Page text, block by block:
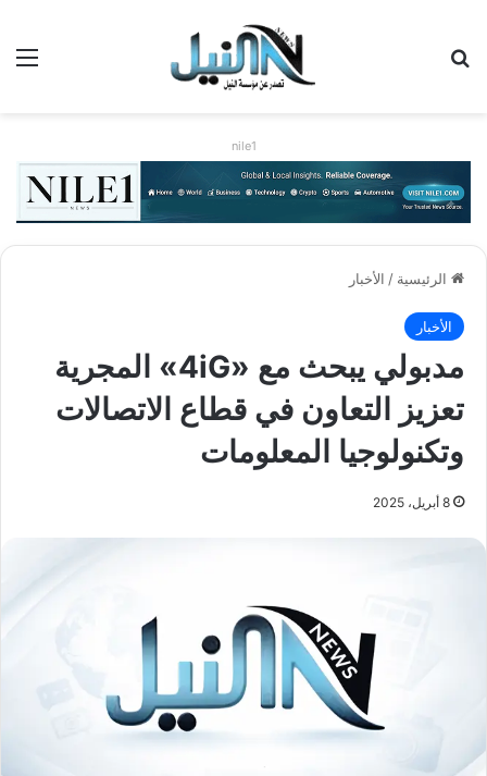
nile1
الرئيسية / الأخبار
الأخبار
مدبولي يبحث مع «4iG» المجرية
تعزيز التعاون في قطاع الاتصالات
وتكنولوجيا المعلومات
8 أبريل، 2025